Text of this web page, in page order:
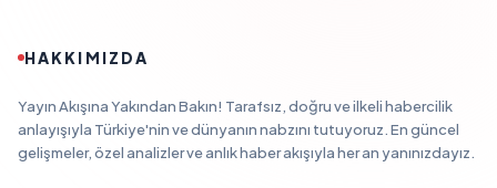
HAKKIMIZDA
Yayın Akışına Yakından Bakın! Tarafsız, doğru ve ilkeli habercilik
anlayışıyla Türkiye'nin ve dünyanın nabzını tutuyoruz. En güncel
gelişmeler, özel analizler ve anlık haber akışıyla her an yanınızdayız.